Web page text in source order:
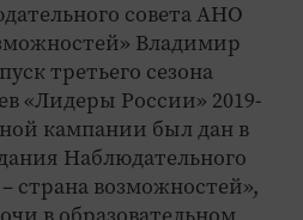
совета АНО
Владимир
третьего сезона
«Лидеры России» 2019-
кампании был дан в
Наблюдательного
страна возможностей»,